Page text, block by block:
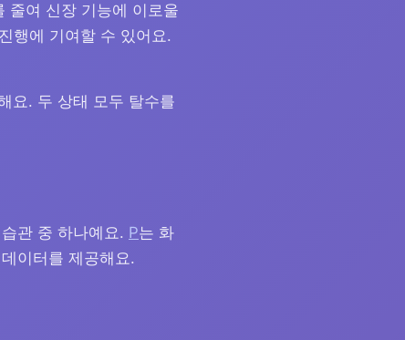
줄여 신장 기능에 이로울
행에 기여할 수 있어요.
요. 두 상태 모두 탈수를
관 중 하나예요. P는 화
이터를 제공해요.